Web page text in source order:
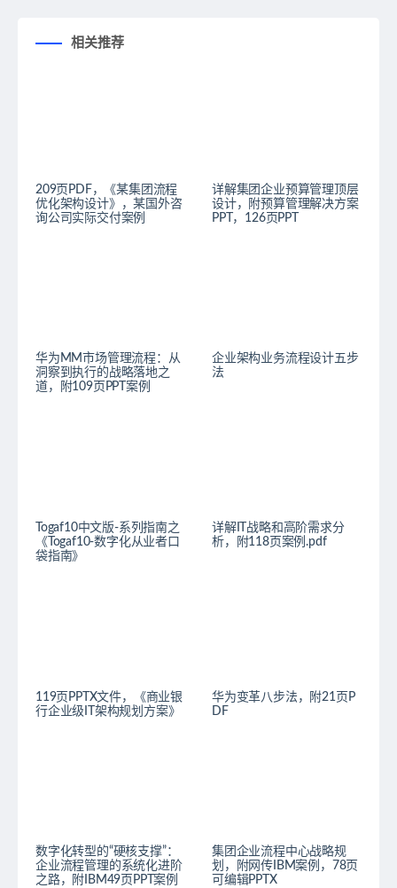
相关推荐
209页PDF，《某集团流程
优化架构设计》，某国外咨
询公司实际交付案例
详解集团企业预算管理顶层
设计，附预算管理解决方案
PPT，126页PPT
华为MM市场管理流程：从
洞察到执行的战略落地之
道，附109页PPT案例
企业架构业务流程设计五步
法
Togaf10中文版-系列指南之
《Togaf10-数字化从业者口
袋指南》
详解IT战略和高阶需求分
析，附118页案例.pdf
119页PPTX文件，《商业银
行企业级IT架构规划方案》
华为变革八步法，附21页P
DF
数字化转型的“硬核支撑”：
企业流程管理的系统化进阶
之路，附IBM49页PPT案例
集团企业流程中心战略规
划，附网传IBM案例，78页
可编辑PPTX